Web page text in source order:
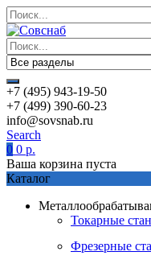
+7 (495) 943-19-50
+7 (499) 390-60-23
info@sovsnab.ru
Search
0 0 р.
Ваша корзина пуста
Каталог
Токарные
Фрезерные